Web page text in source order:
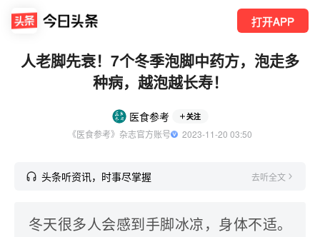
打开APP
人老脚先衰！7个冬季泡脚中药方，泡走多
种病，越泡越长寿！
医食参考 关注
《医食参考》杂志官方账号
  2023-11-20 03:50
头条听资讯，时事尽掌握 去听全文
冬天很多人会感到手脚冰凉，身体不适。